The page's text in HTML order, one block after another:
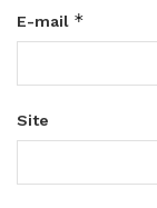
E-mail *
Site